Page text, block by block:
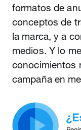
formatos de
conceptos de
la marca, y a
medios. Y lo
conocimientos
campaña en